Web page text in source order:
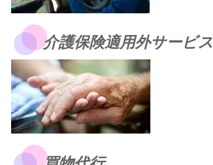
介護保険適用外サービス